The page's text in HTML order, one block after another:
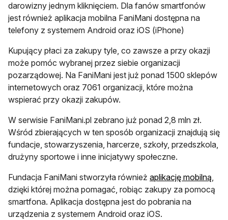
darowizny jednym kliknięciem. Dla fanów smartfonów
jest również aplikacja mobilna FaniMani dostępna na
telefony z systemem Android oraz iOS (iPhone)
Kupujący płaci za zakupy tyle, co zawsze a przy okazji
może pomóc wybranej przez siebie organizacji
pozarządowej. Na FaniMani jest już ponad 1500 sklepów
internetowych oraz 7061 organizacji, które można
wspierać przy okazji zakupów.
W serwisie FaniMani.pl zebrano już ponad 2,8 mln zł.
Wśród zbierających w ten sposób organizacji znajdują się
fundacje, stowarzyszenia, harcerze, szkoły, przedszkola,
drużyny sportowe i inne inicjatywy społeczne.
Fundacja FaniMani stworzyła również aplikację mobilną,
dzięki której można pomagać, robiąc zakupy za pomocą
smartfona. Aplikacja dostępna jest do pobrania na
urządzenia z systemem Android oraz iOS.